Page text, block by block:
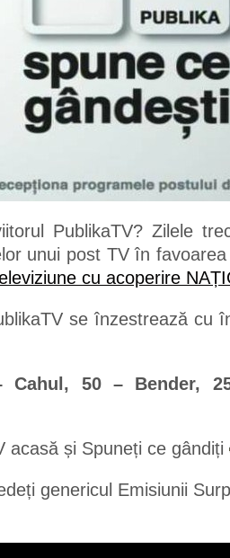
PublikaTV? Zilele
unui post TV în
cu acoperire
se înzestrează cu
Cahul, 50 – Bender,
acasă și Spuneți ce gândiți
genericul Emisiunii